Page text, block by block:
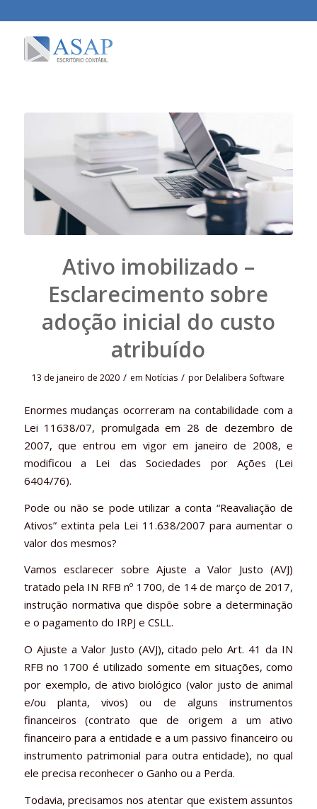
Ativo imobilizado –
Esclarecimento sobre
adoção inicial do custo
atribuído
13 de janeiro de 2020 / emNotícias / porDelalibera Software
Enormes mudanças ocorreram na contabilidade com a
Lei 11638/07, promulgada em 28 de dezembro de
2007, que entrou em vigor em janeiro de 2008, e
modificou a Lei das Sociedades por Ações (Lei
6404/76).
Pode ou não se pode utilizar a conta “Reavaliação de
Ativos” extinta pela Lei 11.638/2007 para aumentar o
valor dos mesmos?
Vamos esclarecer sobre Ajuste a Valor Justo (AVJ)
tratado pela IN RFB nº 1700, de 14 de março de 2017,
instrução normativa que dispõe sobre a determinação
e o pagamento do IRPJ e CSLL.
O Ajuste a Valor Justo (AVJ), citado pelo Art. 41 da IN
RFB no 1700 é utilizado somente em situações, como
por exemplo, de ativo biológico (valor justo de animal
e/ou planta, vivos) ou de alguns instrumentos
financeiros (contrato que de origem a um ativo
financeiro para a entidade e a um passivo financeiro ou
instrumento patrimonial para outra entidade), no qual
ele precisa reconhecer o Ganho ou a Perda.
Todavia, precisamos nos atentar que existem assuntos